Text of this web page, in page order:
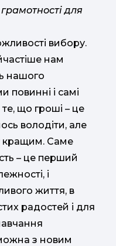
для
вибору.
нам
нашого
повинні і самі
те, що гроші – це
володіти, але
кращим. Саме
– це перший
і
життя, в
радостей і для
з новим